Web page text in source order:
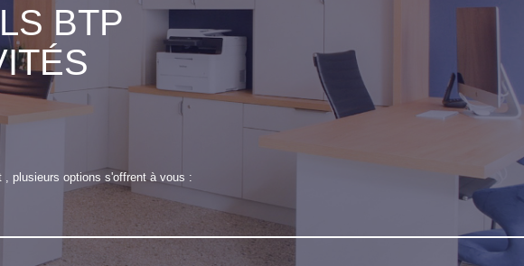
BTP
plusieurs options s'offrent à vous :